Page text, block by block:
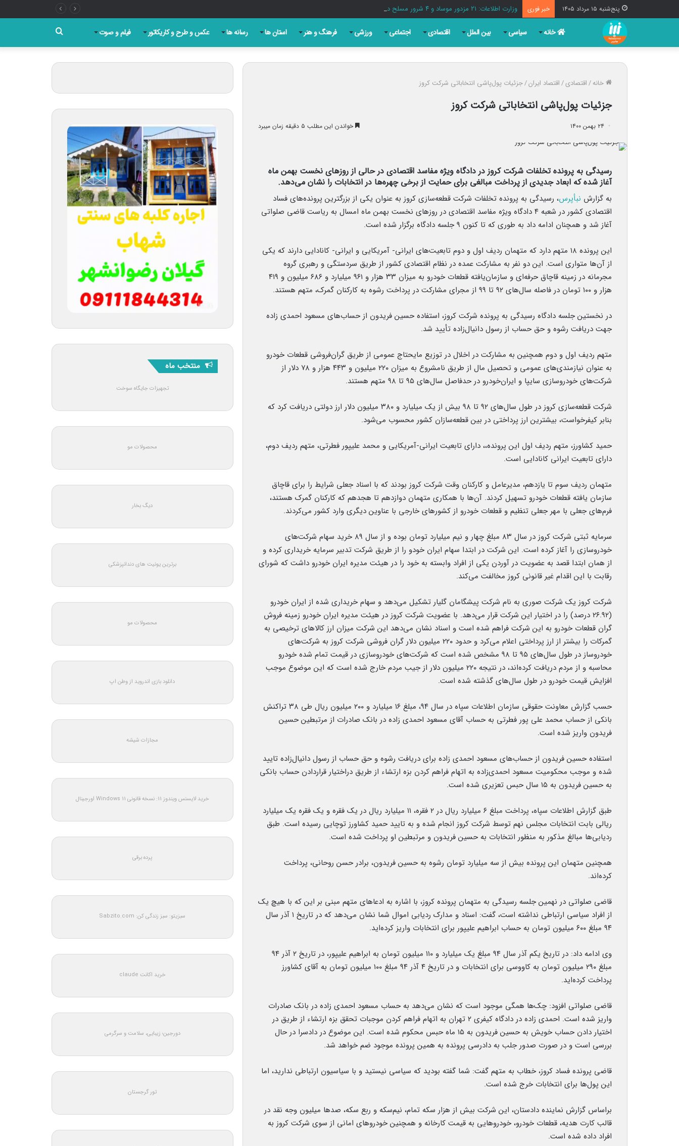
پنج‌شنبه ۱۵ مرداد ۱۴۰۵ خبر فوری وزارت اطلاعات: ۲۱ مزدور موساد و ۴ شرور مسلح در کرمان بازداشت شدند
خانه سیاسی بین الملل اقتصادی اجتماعی ورزشی فرهنگ و هنر استان ها رسانه ها عکس و طرح و کاریکاتور فیلم و صوت
برای
خانه/اقتصادی/اقتصاد ایران/جزئیات پول‌پاشی انتخاباتی شرکت کروز
جزئیات پول‌پاشی انتخاباتی شرکت کروز
۲۴ بهمن ۱۴۰۰ خواندن این مطلب ۵ دقیقه زمان میبرد
رسیدگی به پرونده تخلفات شرکت کروز در دادگاه ویژه مفاسد اقتصادی در حالی از روزهای نخست بهمن ماه
آغاز شده که ابعاد جدیدی از پرداخت مبالغی برای حمایت از برخی چهره‌ها در انتخابات را نشان می‌دهد.
به گزارش نبأپرس، رسیدگی به پرونده تخلفات شرکت قطعه‌سازی کروز به عنوان یکی از بزرگترین پرونده‌های فساد
اقتصادی کشور در شعبه ۴ دادگاه ویژه مفاسد اقتصادی در روزهای نخست بهمن ماه امسال به ریاست قاضی صلواتی
آغاز شد و همچنان ادامه داد به طوری که تا کنون ۹ جلسه دادگاه برگزار شده است.
این پرونده ۱۸ متهم دارد که متهمان ردیف اول و دوم تابعیت‌های ایرانی- آمریکایی و ایرانی- کانادایی دارند که یکی
از آن‌ها متواری است. این دو نفر به مشارکت عمده در نظام اقتصادی کشور از طریق سردستگی و رهبری گروه
مجرمانه در زمینه قاچاق حرفه‌ای و سازمان‌یافته قطعات خودرو به میزان ۳۳ هزار و ۹۶۱ میلیارد و ۶۸۶ میلیون و ۴۱۹
هزار و ۱۰۰ تومان در فاصله سال‌های ۹۲ تا ۹۹ از مجرای مشارکت در پرداخت رشوه به کارکنان گمرک، متهم هستند.
در نخستین جلسه دادگاه رسیدگی به پرونده شرکت کروز، استفاده حسین فریدون از حساب‌های مسعود احمدی زاده
جهت دریافت رشوه و حق حساب از رسول دانیال‌زاده تأیید شد.
متهم ردیف اول و دوم همچنین به مشارکت در اخلال در توزیع مایحتاج عمومی از طریق گران‌فروشی قطعات خودرو
به عنوان نیازمندی‌های عمومی و تحصیل مال از طریق نامشروع به میزان ۲۲۰ میلیون و ۴۴۳ هزار و ۷۸ دلار از
شرکت‌های خودروسازی سایپا و ایران‌خودرو در حدفاصل سال‌های ۹۵ تا ۹۸ متهم هستند.
شرکت قطعه‌سازی کروز در طول سال‌های ۹۲ تا ۹۸ بیش از یک میلیارد و ۳۸۰ میلیون دلار ارز دولتی دریافت کرد که
بنابر کیفرخواست، بیشترین ارز پرداختی در بین قطعه‌سازان کشور محسوب می‌شود.
حمید کشاورز، متهم ردیف اول این پرونده،، دارای تابعیت ایرانی-آمریکایی و محمد علیپور فطرتی، متهم ردیف دوم،
دارای تابعیت ایرانی کانادایی است.
متهمان ردیف سوم تا یازدهم، مدیرعامل و کارکنان وقت شرکت کروز بودند که با اسناد جعلی شرایط را برای قاچاق
سازمان یافته قطعات خودرو تسهیل کردند. آن‌ها با همکاری متهمان دوازدهم تا هجدهم که کارکنان گمرک هستند،
فرم‌های جعلی با مهر جعلی تنظیم و قطعات خودرو از کشورهای خارجی با عناوین دیگری وارد کشور می‌کردند.
سرمایه ثبتی شرکت کروز در سال ۸۳ مبلغ چهار و نیم میلیارد تومان بوده و از سال ۸۹ خرید سهام شرکت‌های
خودروسازی را آغاز کرده است. این شرکت در ابتدا سهام ایران خودو را از طریق شرکت تدبیر سرمایه خریداری کرده و
از همان ابتدا قصد به عضویت در آوردن یکی از افراد وابسته به خود را در هیئت مدیره ایران خودرو داشت که شورای
رقابت با این اقدام غیر قانونی کروز مخالفت می‌کند.
شرکت کروز یک شرکت صوری به نام شرکت پیشگامان گلیار تشکیل می‌دهد و سهام خریداری شده از ایران خودرو
(۲۶.۹۲ درصد) را در اختیار این شرکت قرار می‌دهد. با عضویت شرکت کروز در هیئت مدیره ایران خودرو زمینه فروش
گران قطعات خودرو به این شرکت فراهم شده است و اسناد نشان می‌دهد این شرکت میزان ارز کالاهای ترخیصی به
گمرکات را بیشتر از ارز پرداختی اعلام می‌کرد و حدود ۲۲۰ میلیون دلار گران فروشی شرکت کروز به شرکت‌های
خودروساز در طول سال‌های ۹۵ تا ۹۸ مشخص شده است که شرکت‌های خودروسازی در قیمت تمام شده خودرو
محاسبه و از مردم دریافت کرده‌اند، در نتیجه ۲۲۰ میلیون دلار از جیب مردم خارج شده است که این موضوع موجب
افزایش قیمت خودرو در طول سال‌های گذشته شده است.
حسب گزارش معاونت حقوقی سازمان اطلاعات سپاه در سال ۹۴، مبلغ ۱۶ میلیارد و ۲۰۰ میلیون ریال طی ۳۸ تراکنش
بانکی از حساب محمد علی پور فطرتی به حساب آقای مسعود احمدی زاده در بانک صادرات از مرتبطین حسین
فریدون واریز شده است.
استفاده حسین فریدون از حساب‌های مسعود احمدی زاده برای دریافت رشوه و حق حساب از رسول دانیال‌زاده تایید
شده و موجب محکومیت مسعود احمدی‌زاده به اتهام فراهم کردن بزه ارتشاء از طریق دراختیار قراردادن حساب بانکی
به حسین فریدون به ۱۵ سال حبس تعزیری شده است.
طبق گزارش اطلاعات سپاه، پرداخت مبلغ ۶ میلیارد ریال در ۲ فقره، ۱۱ میلیارد ریال در یک فقره و یک فقره یک میلیارد
ریالی بابت انتخابات مجلس نهم توسط شرکت کروز انجام شده و به تایید حمید کشاورز توچایی رسیده است. طبق
ردیابی‌ها مبالغ مذکور به منظور انتخابات به حسین فریدون و مرتبطین او پرداخت شده است.
همچنین متهمان این پرونده بیش از سه میلیارد تومان رشوه به حسین فریدون، برادر حسن روحانی، پرداخت
کرده‌اند.
قاضی صلواتی در نهمین جلسه رسیدگی به متهمان پرونده کروز، با اشاره به ادعاهای متهم مبنی بر این که با هیچ یک
از افراد سیاسی ارتباطی نداشته است، گفت: اسناد و مدارک ردیابی اموال شما نشان می‌دهد که در تاریخ ۱ آذر سال
۹۴ مبلغ ۶۰۰ میلیون تومان به حساب ابراهیم علیپور برای انتخابات واریز کرده‌اید.
وی ادامه داد: در تاریخ یکم آذر سال ۹۴ مبلغ یک میلیارد و ۱۱۰ میلیون تومان به ابراهیم علیپور، در تاریخ ۲ آذر ۹۴
مبلغ ۲۹۰ میلیون تومان به کاووسی برای انتخابات و در تاریخ ۴ آذر ۹۴ مبلغ ۱۰۰ میلیون تومان به آقای کشاورز
پرداخت کرده‌اید.
قاضی صلواتی افزود: چک‌ها همگی موجود است که نشان می‌دهد به حساب مسعود احمدی زاده در بانک صادرات
واریز شده است. احمدی زاده در دادگاه کیفری ۲ تهران به اتهام فراهم کردن موجبات تحقق بزه ارتشاء از طریق در
اختیار دادن حساب خویش به حسین فریدون به ۱۵ ماه حبس محکوم شده است. این موضوع در دادسرا در حال
بررسی است و در صورت صدور جلب به دادرسی پرونده به همین پرونده موجود ضم خواهد شد.
قاضی پرونده فساد کروز، خطاب به متهم گفت: شما گفته بودید که سیاسی نیستید و با سیاسیون ارتباطی ندارید، اما
این پول‌ها برای انتخابات خرج شده است.
براساس گزارش نماینده دادستان، این شرکت بیش از هزار سکه تمام، نیم‌سکه و ربع سکه، صدها میلیون وجه نقد در
قالب کارت هدیه، قطعات خودرو، خودروهایی به قیمت کارخانه و همچنین خودروهای امانی از سوی شرکت کروز به
افراد داده شده است.
منتخب ماه
تجهیزات جایگاه سوخت
محصولات مو
دیگ بخار
برترین یونیت های دندانپزشکی
محصولات مو
دانلود بازی اندروید از وطن اپ
مجازات شیشه
خرید لایسنس ویندوز 11: نسخه قانونی Windows 11 اورجینال
پرده برقی
سبزیتو: سبز زندگی کن: Sabzito.com
خرید اکانت claude
دورجین؛ زیبایی، سلامت و سرگرمی
تور گرجستان